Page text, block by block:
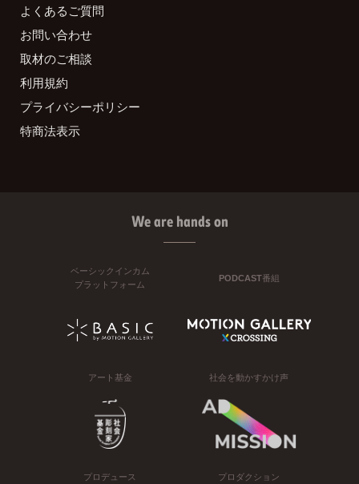
よくあるご質問
お問い合わせ
取材のご相談
利用規約
プライバシーポリシー
特商法表示
We are hands on
ベーシックインカム
プラットフォーム
PODCAST番組
アート基金 社会を動かすかけ声
プロデュース プロダクション